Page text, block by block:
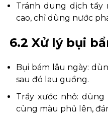
Tránh dung dịch tẩy
cao, chỉ dùng nước
6.2 Xử lý bụi
Bụi bám lâu ngày:
sau đó lau guồng.
Trầy xước nhỏ:
cùng màu phủ lên,